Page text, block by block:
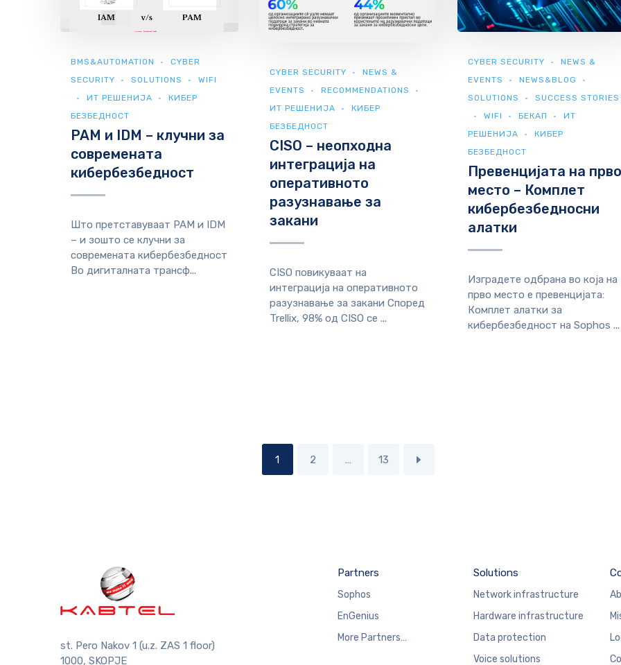
BMS&AUTOMATION
CYBER
SECURITY
SOLUTIONS
WIFI
ИТ РЕШЕНИЈА
КИБЕР
БЕЗБЕДНОСТ
PAM и IDM – клучни за
современата
кибербезбедност
Што претставуваат PAM и IDM
– и зошто се клучни за
современата кибербезбедност
Во дигиталната трансф...
CYBER SECURITY
NEWS &
EVENTS
RECOMMENDATIONS
ИТ РЕШЕНИЈА
КИБЕР
БЕЗБЕДНОСТ
CISO – неопходна
интеграција на
оперативното
разузнавање за
закани
CISO повикуваат на
интеграција на оперативното
разузнавање за закани Според
Trellix, 98% од CISO се ...
CYBER SECURITY
NEWS &
EVENTS
NEWS&BLOG
SOLUTIONS
SUCCESS STORIES
WIFI
БЕКАП
ИТ
РЕШЕНИЈА
КИБЕР
БЕЗБЕДНОСТ
Превенцијата на
место – Комплет
кибербезбедносни
алатки
Изградете одбрана во која на
прво место е превенцијата:
Комплет алатки за
кибербезбедност на Sophos ...
1 2 … 13
st. Pero Nakov 1 (u.z. ZAS 1 floor)
1000, SKOPJE
Partners
Sophos
EnGenius
More Partners…
Solutions
Network infrastructure
Hardware infrastructure
Data protection
Voice solutions